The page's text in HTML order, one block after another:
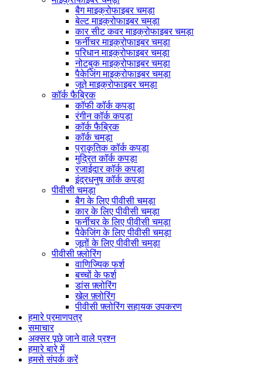
बैग माइक्रोफाइबर चमड़ा
बेल्ट माइक्रोफाइबर चमड़ा
कार सीट कवर माइक्रोफाइबर चमड़ा
फर्नीचर माइक्रोफाइबर चमड़ा
परिधान माइक्रोफाइबर चमड़ा
नोटबुक माइक्रोफाइबर चमड़ा
पैकेजिंग माइक्रोफाइबर चमड़ा
जूते माइक्रोफाइबर चमड़ा
कॉर्क फैब्रिक
कॉफी कॉर्क कपड़ा
रंगीन कॉर्क कपड़ा
कॉर्क फैब्रिक
कॉर्क चमड़ा
प्राकृतिक कॉर्क कपड़ा
मुद्रित कॉर्क कपड़ा
रजाईदार कॉर्क कपड़ा
इंद्रधनुष कॉर्क कपड़ा
पीवीसी चमड़ा
बैग के लिए पीवीसी चमड़ा
कार के लिए पीवीसी चमड़ा
फर्नीचर के लिए पीवीसी चमड़ा
पैकेजिंग के लिए पीवीसी चमड़ा
जूतों के लिए पीवीसी चमड़ा
पीवीसी फ़्लोरिंग
वाणिज्यिक फर्श
बच्चों के फर्श
डांस फ़्लोरिंग
खेल फ़्लोरिंग
पीवीसी फ़्लोरिंग सहायक उपकरण
हमारे प्रमाणपत्र
समाचार
अक्सर पूछे जाने वाले प्रश्न
हमारे बारे में
हमसे संपर्क करें